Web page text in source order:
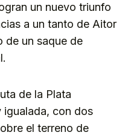
un nuevo triunfo
a un tanto de Aitor
de un saque de
de la Plata
igualada, con dos
el terreno de